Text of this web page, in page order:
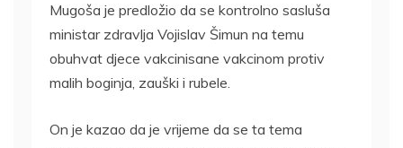
Mugoša je predložio da se kontrolno sasluša
ministar zdravlja Vojislav Šimun na temu
obuhvat djece vakcinisane vakcinom protiv
malih boginja, zauški i rubele.
On je kazao da je vrijeme da se ta tema